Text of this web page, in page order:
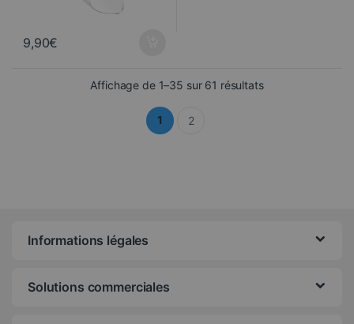
9,90€
Affichage de 1–35 sur 61 résultatsTrié du plus
1 2
Informations légales
Solutions commerciales